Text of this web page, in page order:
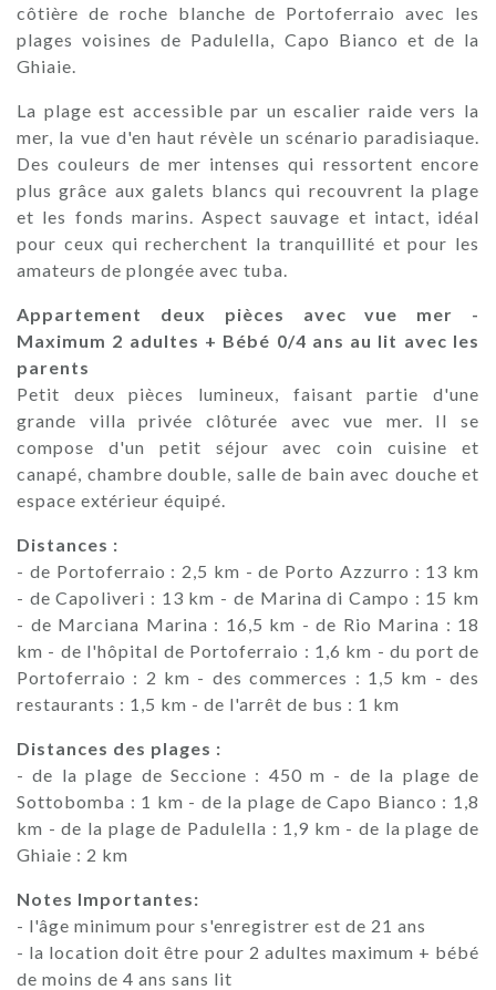
côtière de roche blanche de Portoferraio avec les
plages voisines de Padulella, Capo Bianco et de la
Ghiaie.
La plage est accessible par un escalier raide vers la
mer, la vue d'en haut révèle un scénario paradisiaque.
Des couleurs de mer intenses qui ressortent encore
plus grâce aux galets blancs qui recouvrent la plage
et les fonds marins. Aspect sauvage et intact, idéal
pour ceux qui recherchent la tranquillité et pour les
amateurs de plongée avec tuba.
Appartement deux pièces avec vue mer -
Maximum 2 adultes + Bébé 0/4 ans au lit avec les
parents
Petit deux pièces lumineux, faisant partie d'une
grande villa privée clôturée avec vue mer. Il se
compose d'un petit séjour avec coin cuisine et
canapé, chambre double, salle de bain avec douche et
espace extérieur équipé.
Distances :
- de Portoferraio : 2,5 km - de Porto Azzurro : 13 km
- de Capoliveri : 13 km - de Marina di Campo : 15 km
- de Marciana Marina : 16,5 km - de Rio Marina : 18
km - de l'hôpital de Portoferraio : 1,6 km - du port de
Portoferraio : 2 km - des commerces : 1,5 km - des
restaurants : 1,5 km - de l'arrêt de bus : 1 km
Distances des plages :
- de la plage de Seccione : 450 m - de la plage de
Sottobomba : 1 km - de la plage de Capo Bianco : 1,8
km - de la plage de Padulella : 1,9 km - de la plage de
Ghiaie : 2 km
Notes Importantes:
- l'âge minimum pour s'enregistrer est de 21 ans
- la location doit être pour 2 adultes maximum + bébé
de moins de 4 ans sans lit